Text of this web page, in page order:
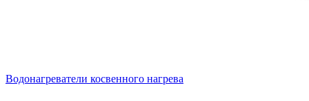
Водонагреватели косвенного нагрева